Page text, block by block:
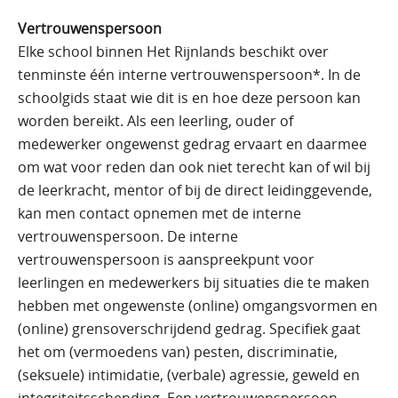
Vertrouwenspersoon
Elke school binnen Het Rijnlands beschikt over
tenminste één interne vertrouwenspersoon*. In de
schoolgids staat wie dit is en hoe deze persoon kan
worden bereikt. Als een leerling, ouder of
medewerker ongewenst gedrag ervaart en daarmee
om wat voor reden dan ook niet terecht kan of wil bij
de leerkracht, mentor of bij de direct leidinggevende,
kan men contact opnemen met de interne
vertrouwenspersoon. De interne
vertrouwenspersoon is aanspreekpunt voor
leerlingen en medewerkers bij situaties die te maken
hebben met ongewenste (online) omgangsvormen en
(online) grensoverschrijdend gedrag. Specifiek gaat
het om (vermoedens van) pesten, discriminatie,
(seksuele) intimidatie, (verbale) agressie, geweld en